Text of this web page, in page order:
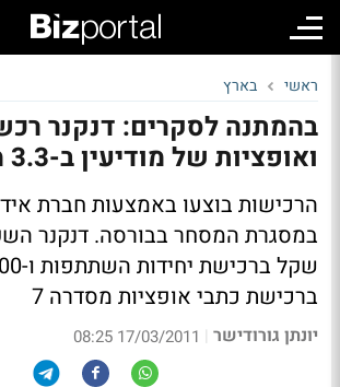
ראשי בארץ
בהמתנה לסקרים: דנקנר
ואופציות של מודיעין ב-3.3 מיליון שקל
הרכישות בוצעו באמצעות חברת
ברכישת כתבי אופציות מסדרה 7
יונתן גורודישר |
17/03/2011 08:25